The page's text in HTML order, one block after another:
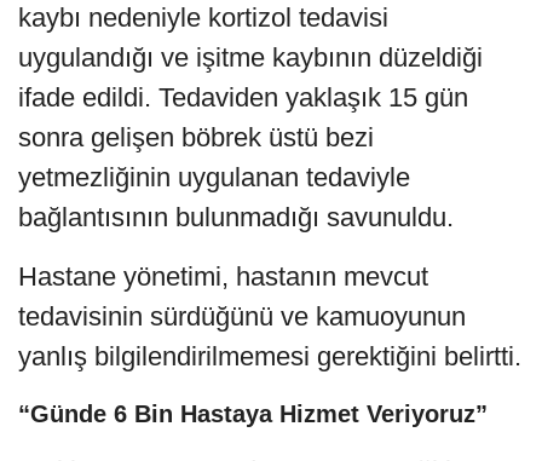
kaybı nedeniyle kortizol tedavisi
uygulandığı ve işitme kaybının düzeldiği
ifade edildi. Tedaviden yaklaşık 15 gün
sonra gelişen böbrek üstü bezi
yetmezliğinin uygulanan tedaviyle
bağlantısının bulunmadığı savunuldu.
Hastane yönetimi, hastanın mevcut
tedavisinin sürdüğünü ve kamuoyunun
yanlış bilgilendirilmemesi gerektiğini belirtti.
“Günde 6 Bin Hastaya Hizmet Veriyoruz”